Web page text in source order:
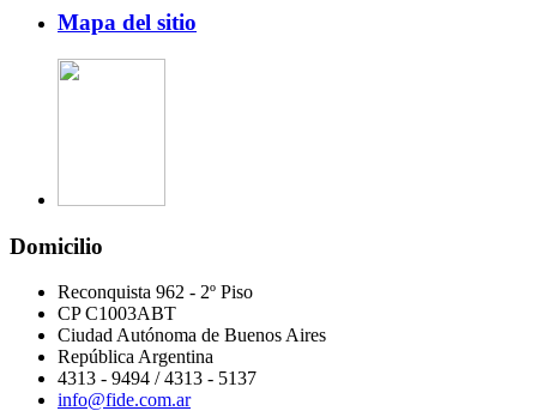
Mapa del sitio
Domicilio
Reconquista 962 - 2º Piso
CP C1003ABT
Ciudad Autónoma de Buenos Aires
República Argentina
4313 - 9494 / 4313 - 5137
info@fide.com.ar